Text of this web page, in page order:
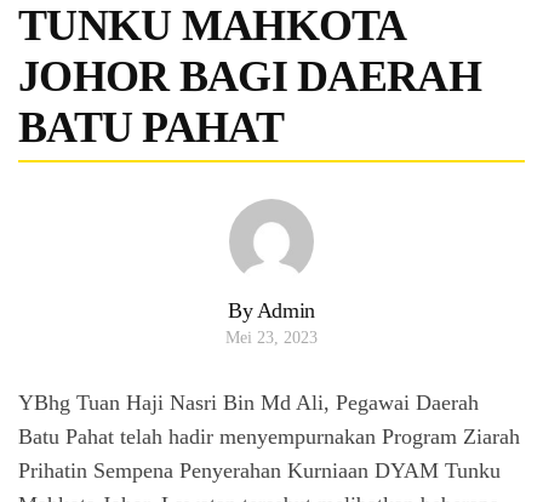
TUNKU MAHKOTA
JOHOR BAGI DAERAH
BATU PAHAT
By Admin
Mei 23, 2023
YBhg Tuan Haji Nasri Bin Md Ali, Pegawai Daerah
Batu Pahat telah hadir menyempurnakan Program Ziarah
Prihatin Sempena Penyerahan Kurniaan DYAM Tunku